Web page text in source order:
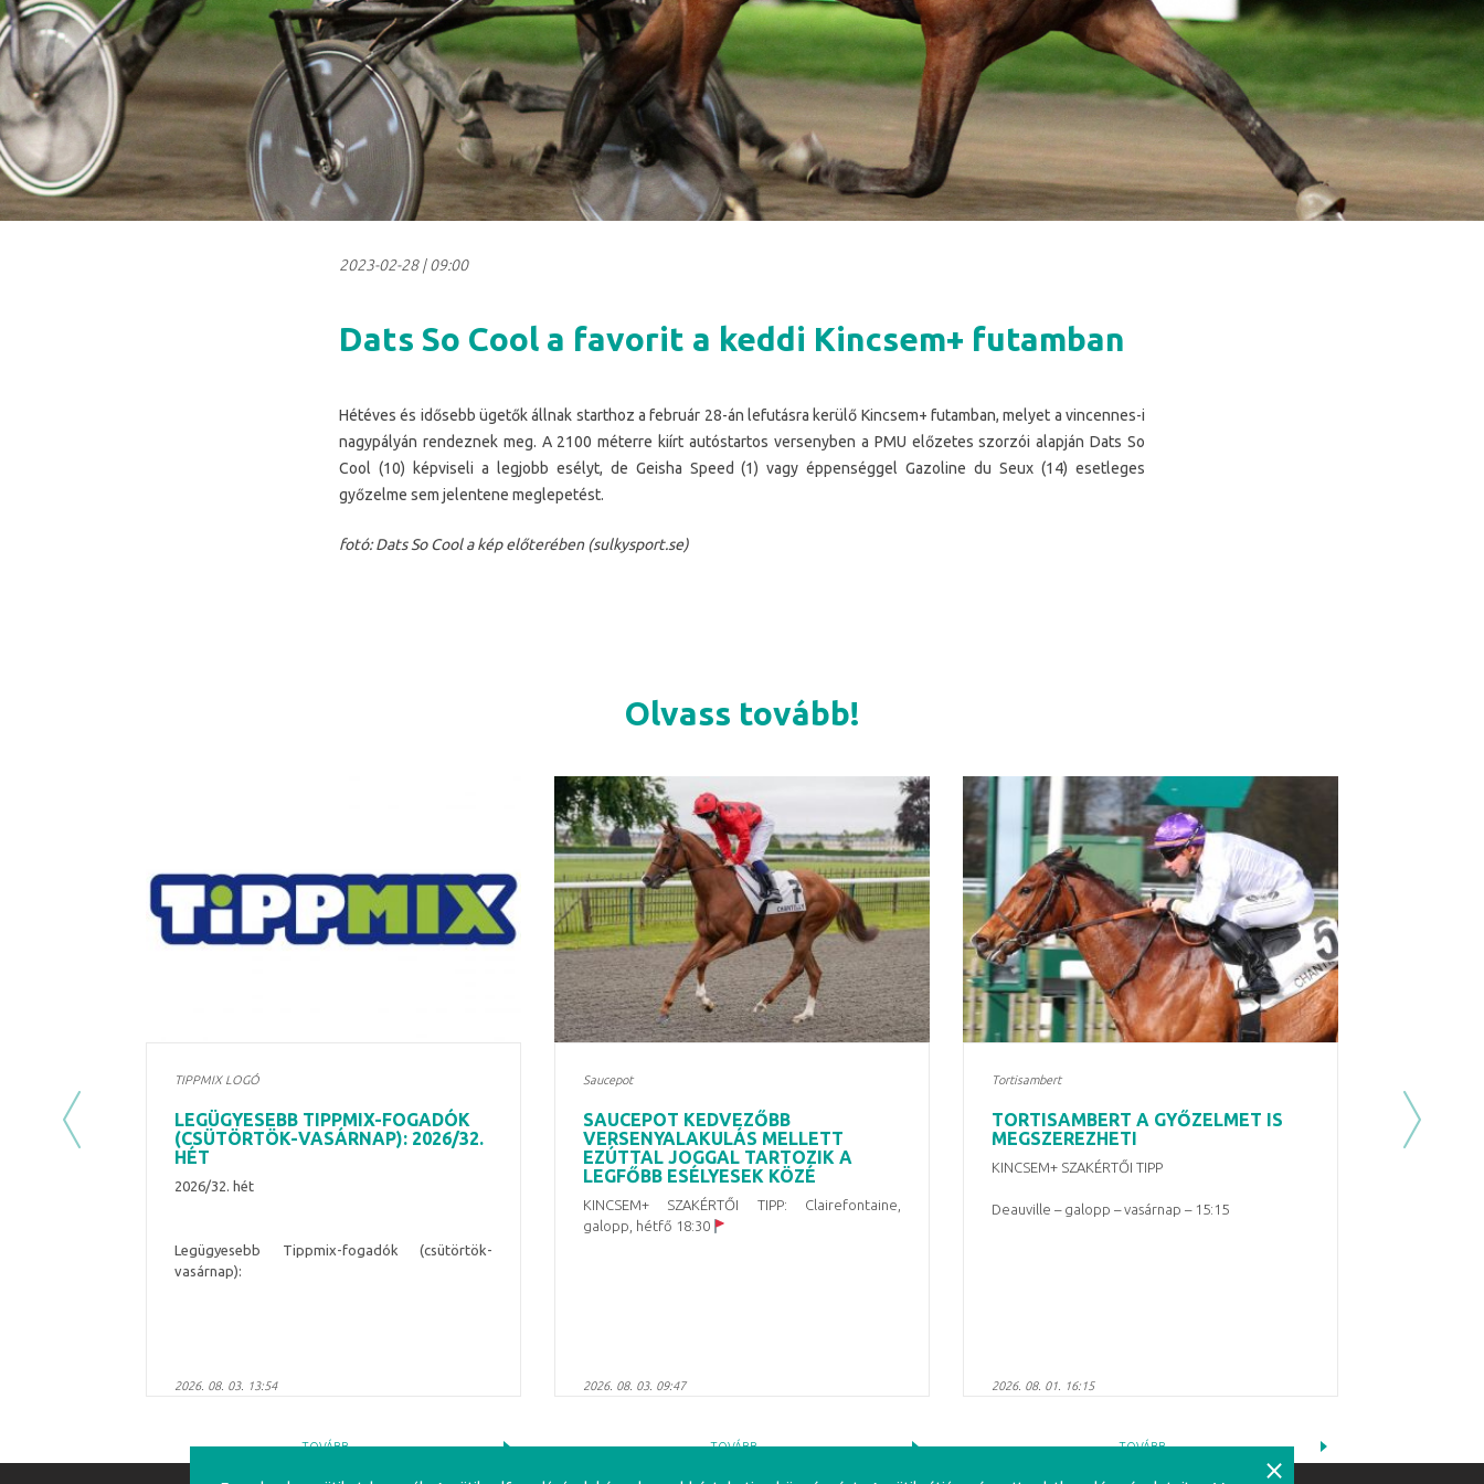
2023-02-28|09:00
Dats So Cool a favorit a keddi Kincsem+ futamban
Hétéves és idősebb ügetők állnak starthoz a február 28-án lefutásra kerülő Kincsem+ futamban, melyet a vincennes-i
nagypályán rendeznek meg. A 2100 méterre kiírt autóstartos versenyben a PMU előzetes szorzói alapján Dats So
Cool (10) képviseli a legjobb esélyt, de Geisha Speed (1) vagy éppenséggel Gazoline du Seux (14) esetleges
győzelme sem jelentene meglepetést.
fotó: Dats So Cool a kép előterében (sulkysport.se)
Olvass tovább!
TIPPMIX LOGÓ
LEGÜGYESEBB TIPPMIX-FOGADÓK
(CSÜTÖRTÖK-VASÁRNAP): 2026/32.
HÉT
2026/32. hét
Legügyesebb Tippmix-fogadók (csütörtök-
vasárnap):
2026. 08. 03. 13:54
TOVÁBB
Saucepot
SAUCEPOT KEDVEZŐBB
VERSENYALAKULÁS MELLETT
EZÚTTAL JOGGAL TARTOZIK A
LEGFŐBB ESÉLYESEK KÖZÉ
KINCSEM+ SZAKÉRTŐI TIPP: Clairefontaine,
galopp, hétfő 18:30
2026. 08. 03. 09:47
TOVÁBB
Tortisambert
TORTISAMBERT A GYŐZELMET IS
MEGSZEREZHETI
KINCSEM+ SZAKÉRTŐI TIPP
Deauville – galopp – vasárnap – 15:15
2026. 08. 01. 16:15
TOVÁBB
Previous Next
⨯